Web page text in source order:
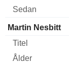
Martin Nesbitt